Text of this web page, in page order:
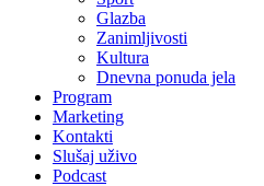
Glazba
Zanimljivosti
Kultura
Dnevna ponuda jela
Program
Marketing
Kontakti
Slušaj uživo
Podcast